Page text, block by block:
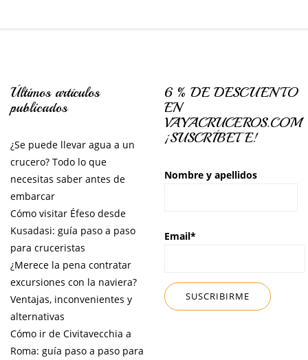
Últimos artículos
publicados
¿Se puede llevar agua a un
crucero? Todo lo que
necesitas saber antes de
embarcar
Cómo visitar Éfeso desde
Kusadasi: guía paso a paso
para cruceristas
¿Merece la pena contratar
excursiones con la naviera?
Ventajas, inconvenientes y
alternativas
Cómo ir de Civitavecchia a
Roma: guía paso a paso para
6 % DE DESCUENTO
EN
VAYACRUCEROS.COM
¡SUSCRÍBETE!
Nombre y apellidos
Email*